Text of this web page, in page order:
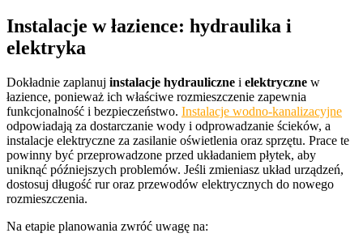
Instalacje w łazience: hydraulika i
elektryka
Dokładnie zaplanuj instalacje hydrauliczne i elektryczne w
łazience, ponieważ ich właściwe rozmieszczenie zapewnia
funkcjonalność i bezpieczeństwo. Instalacje wodno-kanalizacyjne
odpowiadają za dostarczanie wody i odprowadzanie ścieków, a
instalacje elektryczne za zasilanie oświetlenia oraz sprzętu. Prace te
powinny być przeprowadzone przed układaniem płytek, aby
uniknąć późniejszych problemów. Jeśli zmieniasz układ urządzeń,
dostosuj długość rur oraz przewodów elektrycznych do nowego
rozmieszczenia.
Na etapie planowania zwróć uwagę na: